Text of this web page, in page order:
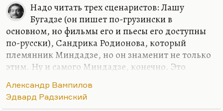
Надо читать трех сценаристов: Лашу
Бугадзе (он пишет по-грузински в
основном, но фильмы его и пьесы его доступны
по-русски), Сандрика Родионова, который
племянник Миндадзе, но он знаменит не только
этим. Ну и самого Миндадзе, конечно. Это
Я думаю, что и у Рязанцевой Натальи Борисовны
Александр Вампилов
Эдвард Радзинский